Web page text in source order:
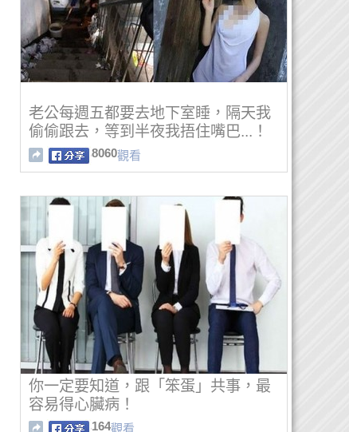
老公每週五都要去地下室睡，隔天我
偷偷跟去，等到半夜我捂住嘴巴...！
8060觀看
你一定要知道，跟「笨蛋」共事，最
容易得心臟病！
164觀看